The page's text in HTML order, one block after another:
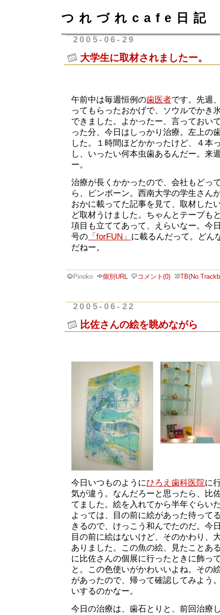
つれづれcafe日記
2005-06-29
大学生に取材されましたー。
午前中は毎週恒例の歯医者です。先週
ってもらったおかげで、ソウルでかき
できました。よかったー、言っておい
った分、今日はしっかり治療。左上の
した。１時間ほどかかったけど、４本
し、いったい何本虫歯あるんだー。来
ー。
治療が長くかかったので、会社もどっ
ら、ピンポーン。西南大学の学生さん
おかに載ってた記事を見て、取材した
ど取材うけました。ちゃんとテープも
項目も立ててあって、えらいなー。今
号の 「forFUN」 に載るんだって。どん
だねー。
Pinoko 個別URL コメント(0) TB(No
2005-06-22
比佐さんの絵を眺めながら
今日いつものようにひろえ歯科医院に
気が違う。なんだろーと思ったら、比
てました。絵を入れてから半年ぐらい
よっては、目の前に絵があった待って
きるので、けっこう和んでたのだ。今
目の前に絵はないけど、そのかわり、
ありました。この魚の絵、見たことあ
に比佐さんの個展に行ったときに飾っ
と。この色使いがかわいいよね。その
があったので、帰って確認してみよう
いするのかなー。
今日の治療は、歯石とりと、前回治療